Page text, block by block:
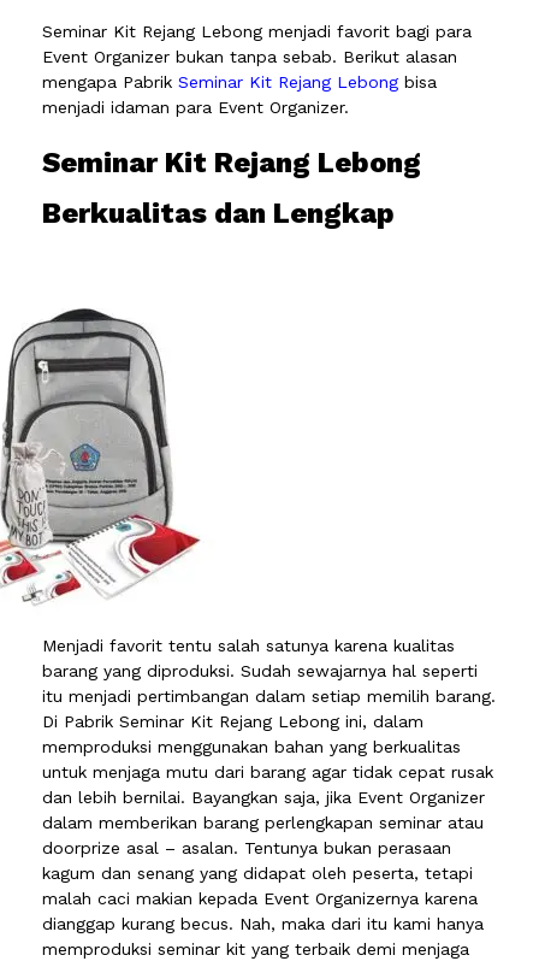
Seminar Kit Rejang Lebong menjadi favorit bagi para
Event Organizer bukan tanpa sebab. Berikut alasan
mengapa Pabrik Seminar Kit Rejang Lebong bisa
menjadi idaman para Event Organizer.
Seminar Kit Rejang Lebong
Berkualitas dan Lengkap
Menjadi favorit tentu salah satunya karena kualitas
barang yang diproduksi. Sudah sewajarnya hal seperti
itu menjadi pertimbangan dalam setiap memilih barang.
Di Pabrik Seminar Kit Rejang Lebong ini, dalam
memproduksi menggunakan bahan yang berkualitas
untuk menjaga mutu dari barang agar tidak cepat rusak
dan lebih bernilai. Bayangkan saja, jika Event Organizer
dalam memberikan barang perlengkapan seminar atau
doorprize asal – asalan. Tentunya bukan perasaan
kagum dan senang yang didapat oleh peserta, tetapi
malah caci makian kepada Event Organizernya karena
dianggap kurang becus. Nah, maka dari itu kami hanya
memproduksi seminar kit yang terbaik demi menjaga